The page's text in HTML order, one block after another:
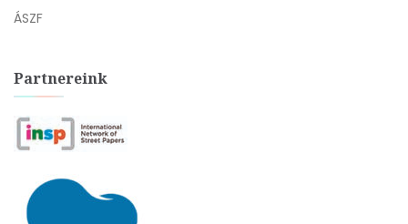
ÁSZF
Partnereink